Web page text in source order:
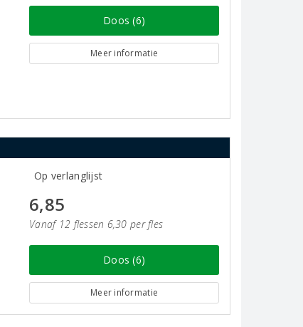
Doos (6)
Meer informatie
Op verlanglijst
6,85
Vanaf 12 flessen 6,30 per fles
Doos (6)
Meer informatie